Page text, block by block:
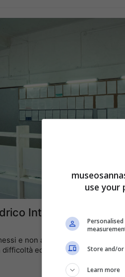
Integrativo 2026:
e non ammessi al Bonus Idrico
economica a Porto
use your
Store and/or
Learn more